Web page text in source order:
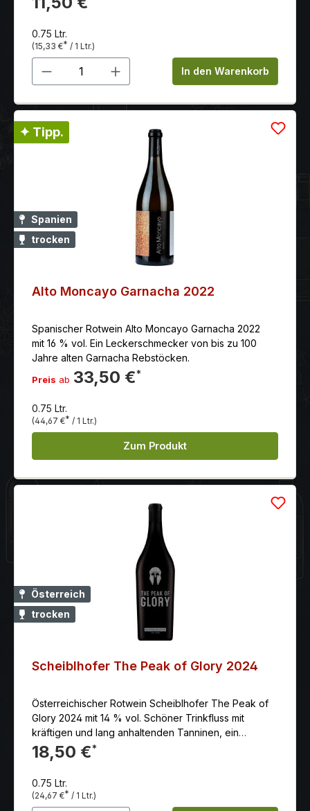
langanhaltend und einladend.
0.75 Ltr.
(15,33 €* / 1 Ltr.)
Produkt Anzahl: Gib denIn den Warenkorb
✦ Tipp.
Spanien
trocken
Alto Moncayo Garnacha 2022
Spanischer Rotwein Alto Moncayo Garnacha 2022
mit 16 % vol. Ein Leckerschmecker von bis zu 100
Jahre alten Garnacha Rebstöcken.
Preis ab 33,50 €*
0.75 Ltr.
(44,67 €* / 1 Ltr.)
Zum Produkt
Österreich
trocken
Scheiblhofer The Peak of Glory 2024
Österreichischer Rotwein Scheiblhofer The Peak of
Glory 2024 mit 14 % vol. Schöner Trinkfluss mit
kräftigen und lang anhaltenden Tanninen, ein
vielseitiger Speisenbegleiter, moderner Stil.
18,50 €*
0.75 Ltr.
(24,67 €* / 1 Ltr.)